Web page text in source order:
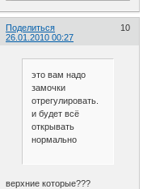
Поделиться
10
26.01.2010 00:27
это вам надо
замочки
отрегулировать.
и будет всё
открывать
нормально
верхние которые???